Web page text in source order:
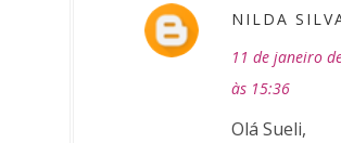
NILDA
11 de janeiro
às 15:36
Olá Sueli,